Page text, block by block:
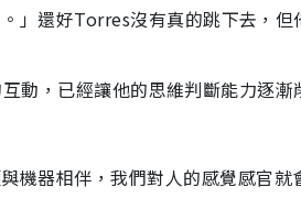
」還好Torres沒有真的跳下去，但
動，已經讓他的思維判斷能力逐漸
機器相伴，我們對人的感覺感官就